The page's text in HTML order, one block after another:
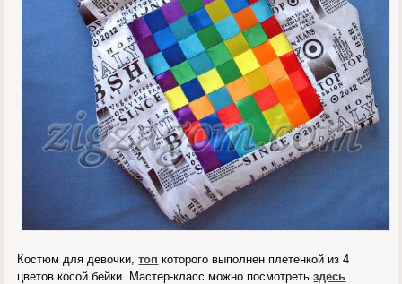
Костюм для девочки,топ которого выполнен плетенкой из 4
цветов косой бейки. Мастер-класс можно посмотретьздесь